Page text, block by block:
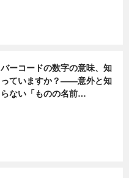
バーコードの数字の意味、知
っていますか？――意外と知
らない「ものの名前…